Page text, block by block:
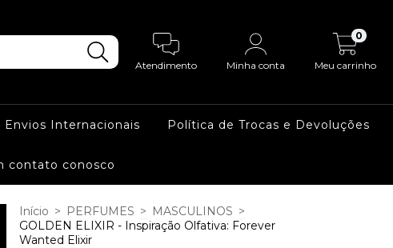
Atendimento Minha conta Meu carrinho
0
Internacionais Política de Trocas e Devoluções
contato conosco
Início > PERFUMES > MASCULINOS >
GOLDEN ELIXIR - Inspiração Olfativa: Forever
Wanted Elixir